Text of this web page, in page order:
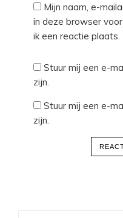
Mijn naam, e-
in deze browser
ik een reactie plaats.
Stuur mij een e-
zijn.
Stuur mij een e-
zijn.